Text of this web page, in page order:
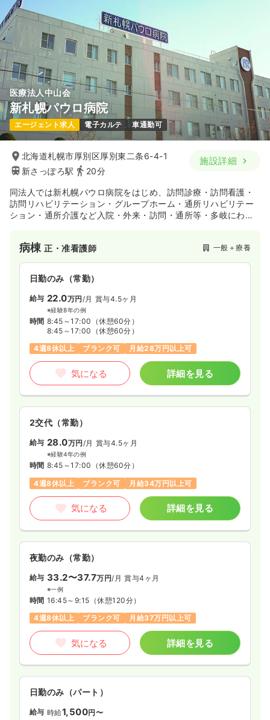
医療法人中山会
新札幌パウロ病院
エージェント求人 電子カルテ 車通勤可
北海道札幌市厚別区厚別東二条6-4-1
新さっぽろ駅
20分
施設詳細
同法人では新札幌パウロ病院をはじめ、訪問診療・訪問看護・
訪問リハビリテーション・グループホーム・通所リハビリテー
ション・通所介護など入院・外来・訪問・通所等・多岐にわた
た！回復期リハビリテーション病棟は札幌市内で1位2位を争う
病床を誇っており市外から紹介されてくる患者さんもいらっし
ゃいます！リハビリテーション科専門医師と回復期リハ専門看
護師、介護職員、リハビリテーションセラピストも増員し、回
復期から退院後の生活までをサポートしています！
病棟正・准看護師 一般＋療養
日勤のみ（常勤）
給与 22.0万円/月 賞与4.5ヶ月
※経験8年の例
時間 8:45～17:00 （休憩60分）
8:45～17:00 （休憩60分）
4週8休以上
ブランク可 月給28万円以上可
気になる 詳細を見る
2交代（常勤）
給与 28.0万円/月 賞与4.5ヶ月
※経験4年の例
時間 8:45～17:00 （休憩60分）
4週8休以上
ブランク可 月給34万円以上可
気になる 詳細を見る
夜勤のみ（常勤）
給与 33.2〜37.7万円/月 賞与4ヶ月
※一例
時間 16:45～9:15 （休憩120分）
4週8休以上
ブランク可 月給37万円以上可
気になる 詳細を見る
日勤のみ（パート）
給与 時給1,500円〜